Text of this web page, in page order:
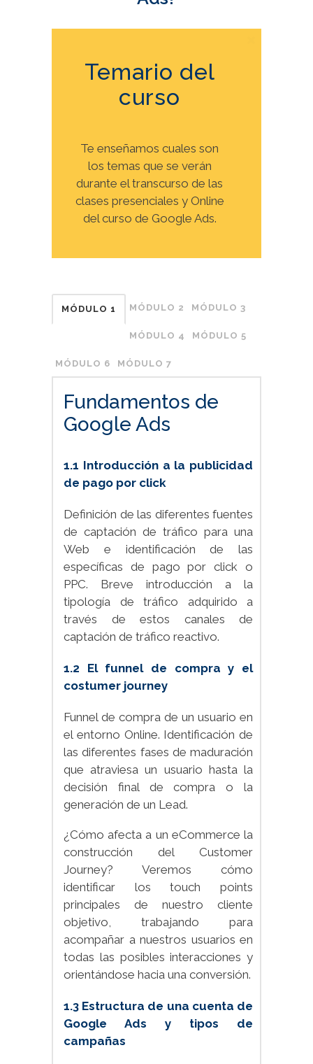
Temario del
curso
Te enseñamos cuales son
los temas que se verán
durante el transcurso de las
clases presenciales y Online
del curso de Google Ads.
MÓDULO 1 MÓDULO 2 MÓDULO 3
MÓDULO 4 MÓDULO 5
MÓDULO 6 MÓDULO 7
Fundamentos de
Google Ads
1.1 Introducción a la publicidad
de pago por click
Definición de las diferentes fuentes
de captación de tráfico para una
Web e identificación de las
específicas de pago por click o
PPC. Breve introducción a la
tipología de tráfico adquirido a
través de estos canales de
captación de tráfico reactivo.
1.2 El funnel de compra y el
costumer journey
Funnel de compra de un usuario en
el entorno Online. Identificación de
las diferentes fases de maduración
que atraviesa un usuario hasta la
decisión final de compra o la
generación de un Lead.
¿Cómo afecta a un eCommerce la
construcción del Customer
Journey? Veremos cómo
identificar los touch points
principales de nuestro cliente
objetivo, trabajando para
acompañar a nuestros usuarios en
todas las posibles interacciones y
orientándose hacia una conversión.
1.3 Estructura de una cuenta de
Google Ads y tipos de
campañas